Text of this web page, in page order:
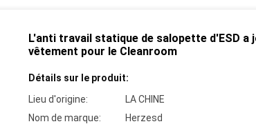
L'anti travail statique de salopette d'ESD a
vêtement pour le Cleanroom
Détails sur le produit:
Lieu d'origine:
LA CHINE
Nom de marque:
Herzesd